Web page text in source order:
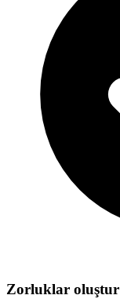
Zorluklar oluştur